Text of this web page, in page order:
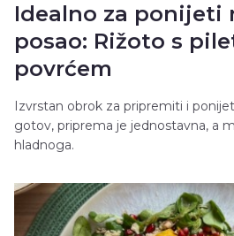
Idealno za ponijeti
posao: Rižoto s
povrćem
Izvrstan obrok za pripremiti i
gotov, priprema je jednostavna, a
hladnoga.